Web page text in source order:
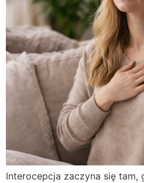
Interocepcja zaczyna się tam,